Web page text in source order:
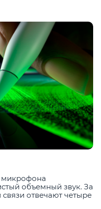
микрофона
объемный звук. За
отвечают четыре